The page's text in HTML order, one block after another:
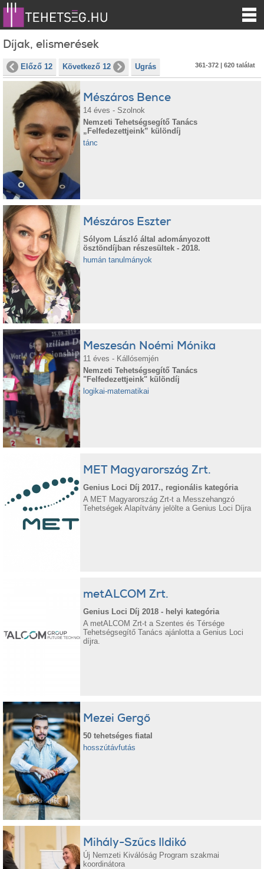
Díjak, elismerések
Előző 12 Következő 12 Ugrás 361-372 | 620 találat
Mészáros Bence
14 éves - Szolnok
Nemzeti Tehetségsegítő Tanács
„Felfedezettjeink” különdíj
tánc
Mészáros Eszter
Sólyom László által adományozott
ösztöndíjban részesültek - 2018.
humán tanulmányok
Meszesán Noémi Mónika
11 éves - Kállósemjén
Nemzeti Tehetségsegítő Tanács
"Felfedezettjeink" különdíj
logikai-matematikai
MET Magyarország Zrt.
Genius Loci Díj 2017., regionális kategória
A MET Magyarország Zrt-t a Messzehangzó
Tehetségek Alapítvány jelölte a Genius Loci Díjra
metALCOM Zrt.
Genius Loci Díj 2018 - helyi kategória
A metALCOM Zrt-t a Szentes és Térsége
Tehetségsegítő Tanács ajánlotta a Genius Loci
díjra.
Mezei Gergő
50 tehetséges fiatal
hosszútávfutás
Mihály-Szűcs Ildikó
Új Nemzeti Kiválóság Program szakmai
koordinátora